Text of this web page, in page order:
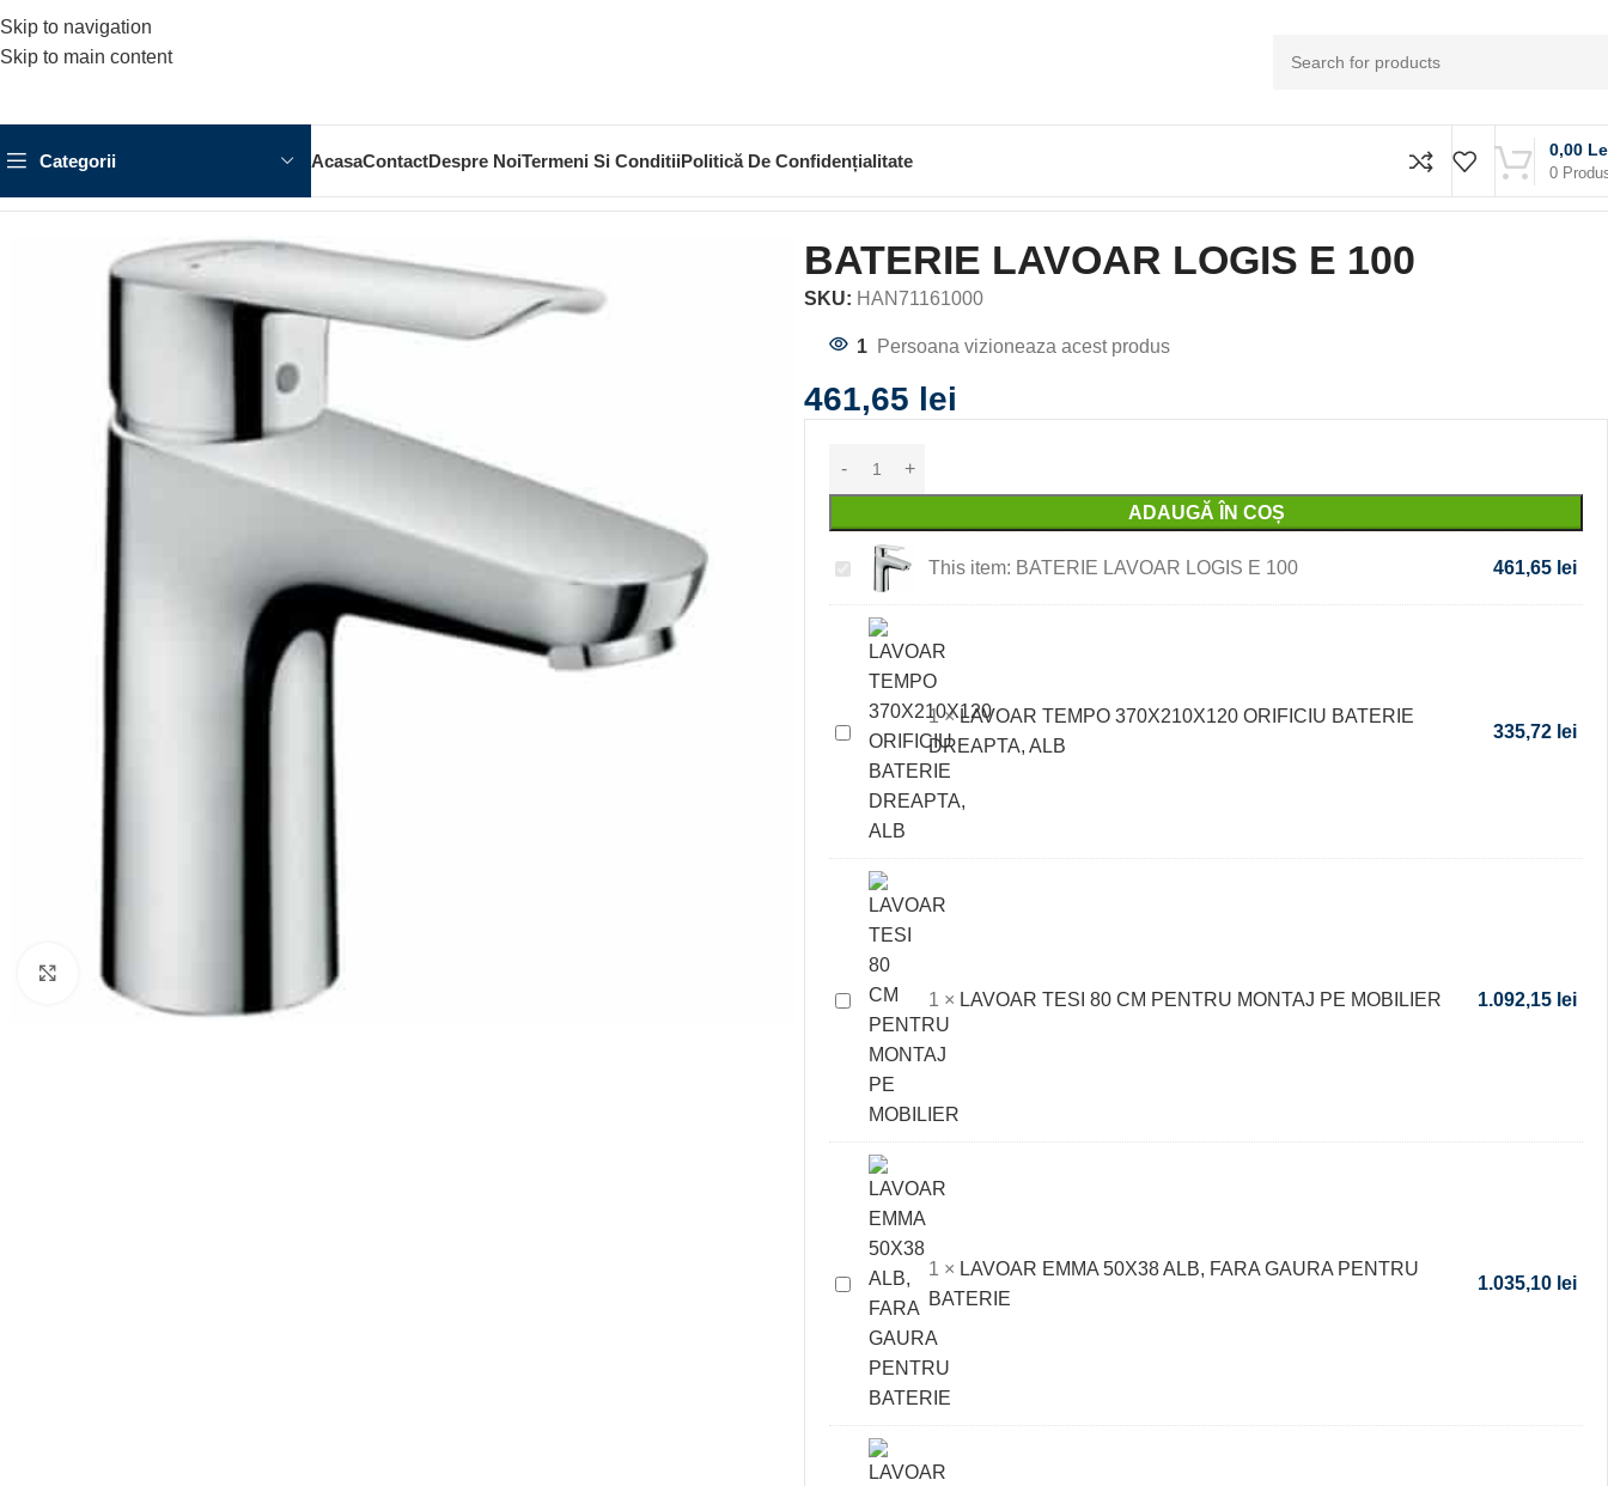
Skip to navigation
Skip to main content
Categorii AcasaContactDespre NoiTermeni Si ConditiiPolitică De Confidențialitate
0
0,00
Click to enlarge
BATERIE LAVOAR LOGIS E 100
SKU: HAN71161000
1 Persoana vizioneaza acest produs
461,65 lei
ADAUGĂ ÎN COȘ
BATERIE
LAVOAR
LOGIS
This item: BATERIE LAVOAR LOGIS E 100 461,65 lei
LAVOAR
TEMPO
370X210X120
ORIFICIU
DREAPTA,
ALB
1×LAVOAR TEMPO 370X210X120 ORIFICIU BATERIE
DREAPTA, ALB
335,72 lei
LAVOAR
TESI
PENTRU
MONTAJ
MOBILIER
1 × LAVOAR TESI 80 CM PENTRU MONTAJ PE MOBILIER 1.092,15 lei
LAVOAR
EMMA
50X38
ALB,
FARA
GAURA
PENTRU
1 × LAVOAR EMMA 50X38 ALB, FARA GAURA PENTRU
BATERIE
1.035,10 lei